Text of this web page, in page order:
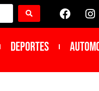
DEPORTES